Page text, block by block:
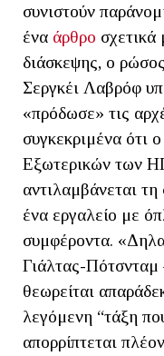
συνιστούν
ένα άρθρο σχετικά
διάσκεψης, ο
Σεργκέι Λαβρόφ
«πρόδωσε» τις
συγκεκριμένα ότι
Εξωτερικών των
αντιλαμβάνεται
ένα εργαλείο με
συμφέροντα.
Γιάλτας-
θεωρείται
λεγόμενη “τάξη
απορρίπτεται